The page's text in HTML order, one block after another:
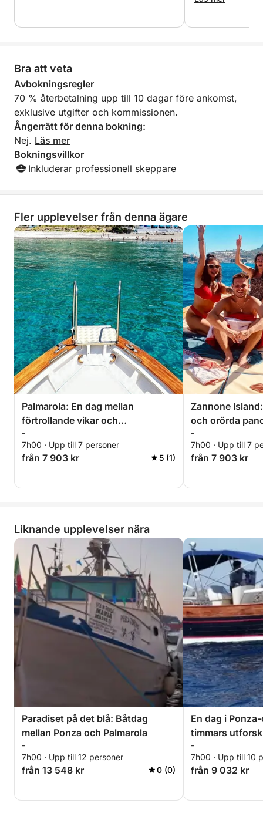
Bra att veta
Avbokningsregler
70 % återbetalning upp till 10 dagar före ankomst,
exklusive utgifter och kommissionen.
Ångerrätt för denna bokning:
Nej. Läs mer
Bokningsvillkor
Inkluderar professionell skeppare
Fler upplevelser från denna ägare
Palmarola: En dag mellan
förtrollande vikar och
majestätiska Faraglioni
-
7h00 · Upp till 7 personer
från 7 903 kr 5 (1)
Zannone
och orörda
-
7h00 · Upp till 7
från 7 903 kr
Liknande upplevelser nära
Paradiset på det blå: Båtdag
mellan Ponza och Palmarola
-
7h00 · Upp till 12 personer
från 13 548 kr 0 (0)
En dag i
timmars
en motorbåt.
-
7h00 · Upp till 10
från 9 032 kr